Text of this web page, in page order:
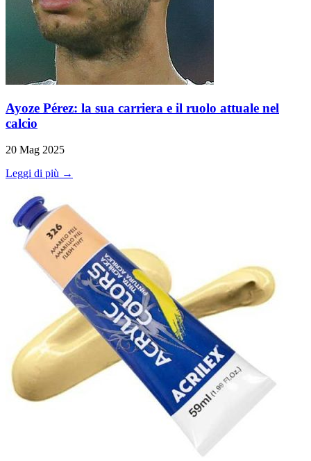
Ayoze Pérez: la sua carriera e il ruolo attuale nel
calcio
20 Mag 2025
Leggi di più →